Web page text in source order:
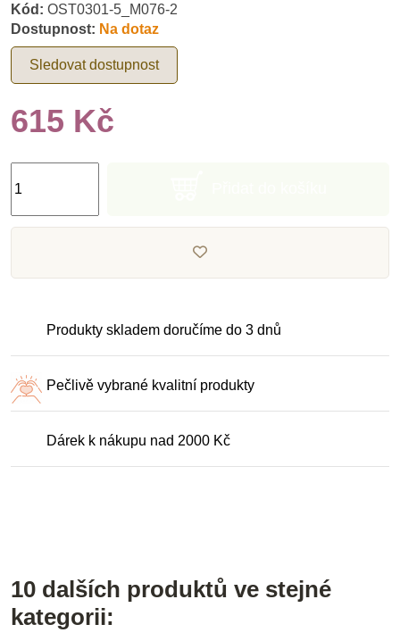
Kód: OST0301-5_M076-2
Dostupnost: Na dotaz
Sledovat dostupnost
615 Kč
Produkty skladem doručíme do 3 dnů
Pečlivě vybrané kvalitní produkty
Dárek k nákupu nad 2000 Kč
10 dalších produktů ve stejné
kategorii: